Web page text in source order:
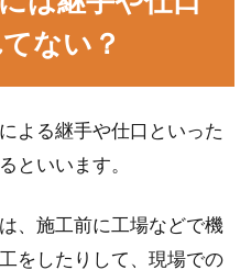
ない？
よる継手や仕口といった
といいます。
、施工前に工場などで機
をしたりして、現場での